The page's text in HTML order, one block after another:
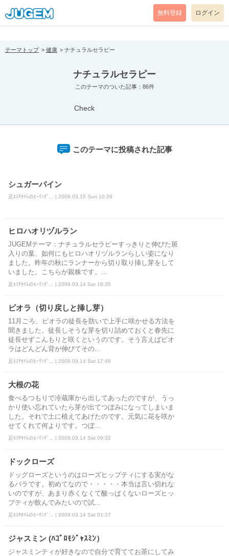
[pear_error: message="Success" code=0 mode=return level=notice
prefix="" info=""]
無料登録 ログイン
テーマトップ 健康 ナチュラルセラピー
ナチュラルセラピー
このテーマのついた記事：86件
Check
このテーマに投稿された記事
シュガーパイン
足ｴｽﾃﾀｲﾑのﾋｰﾘﾝｸﾞ... | 2009.03.15 Sun 10:29
ヒロハオリヅルラン
JUGEMテーマ：ナチュラルセラピーすっきりと伸びた斑
入りの葉、如何にもヒロハオリヅルランらしい姿になり
ました。昨年の秋にランナーから切り取り挿し芽をして
いました。こちらが親株です。...
足ｴｽﾃﾀｲﾑのﾋｰﾘﾝｸﾞ... | 2009.03.14 Sat 18:35
ビオラ（切り戻しと挿し芽）
11月ごろ、ビオラの徒長を防いで上手に咲かせる方法を
聞きました。徒長しそうな芽を切り詰めておくと春先に
徒長せずこんもりと咲くというのです。そう言えばビオ
ラはどんどん背が伸びてその...
足ｴｽﾃﾀｲﾑのﾋｰﾘﾝｸﾞ... | 2009.03.14 Sat 17:46
大根の花
食べるつもりで冷蔵庫から出してあったのですが、うっ
かり使い忘れていたら芽が出てつぼみになってしまいま
した。それで土に植えてあげたのです。元気に花を咲か
せてくれて何よりです。つぼ...
足ｴｽﾃﾀｲﾑのﾋｰﾘﾝｸﾞ... | 2009.03.14 Sat 09:32
ドックローズ
ドッグローズというのはローズヒップティにする実がな
るバラです。初めてなので・・・・・本当は言い切れな
いのですが、あまり赤くなくて酸っぱくないローズヒッ
プティが飲んでみたいので試...
足ｴｽﾃﾀｲﾑのﾋｰﾘﾝｸﾞ... | 2009.03.14 Sat 01:27
ジャスミン (ﾊｺﾞﾛﾓｼﾞｬｽﾐﾝ）
ジャスミンティが好きなので自分で育ててお茶にしてみ